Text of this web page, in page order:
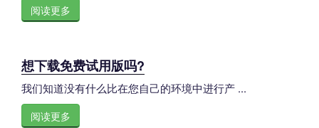
阅读更多
想下载免费试用版吗?
我们知道没有什么比在您自己的环境中进行产 ...
阅读更多